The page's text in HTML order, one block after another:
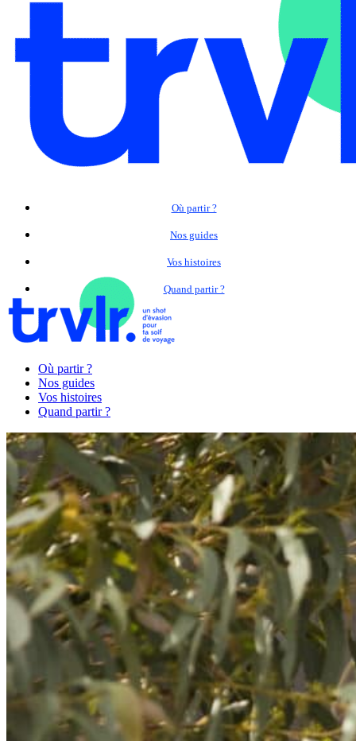
Où partir ?
Nos guides
Vos histoires
Quand partir ?
Où partir ?
Nos guides
Vos histoires
Quand partir ?